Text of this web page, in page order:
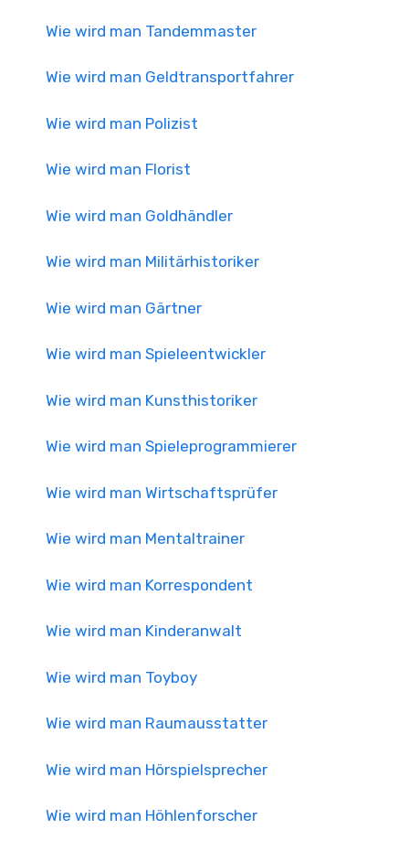
Wie wird man Tandemmaster
Wie wird man Geldtransportfahrer
Wie wird man Polizist
Wie wird man Florist
Wie wird man Goldhändler
Wie wird man Militärhistoriker
Wie wird man Gärtner
Wie wird man Spieleentwickler
Wie wird man Kunsthistoriker
Wie wird man Spieleprogrammierer
Wie wird man Wirtschaftsprüfer
Wie wird man Mentaltrainer
Wie wird man Korrespondent
Wie wird man Kinderanwalt
Wie wird man Toyboy
Wie wird man Raumausstatter
Wie wird man Hörspielsprecher
Wie wird man Höhlenforscher